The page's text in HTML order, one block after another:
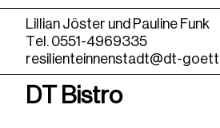
Lillian Jöster und Pauline Funk
Tel. 0551-4969335
resilienteinnenstadt@dt-
DT Bistro